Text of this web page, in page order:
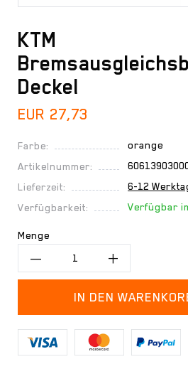
KTM
Deckel
EUR 27,73
Farbe:
orange
Artikelnummer:
Lieferzeit:
6-12
Verfügbarkeit:
Verfügbar
Menge
IN DEN